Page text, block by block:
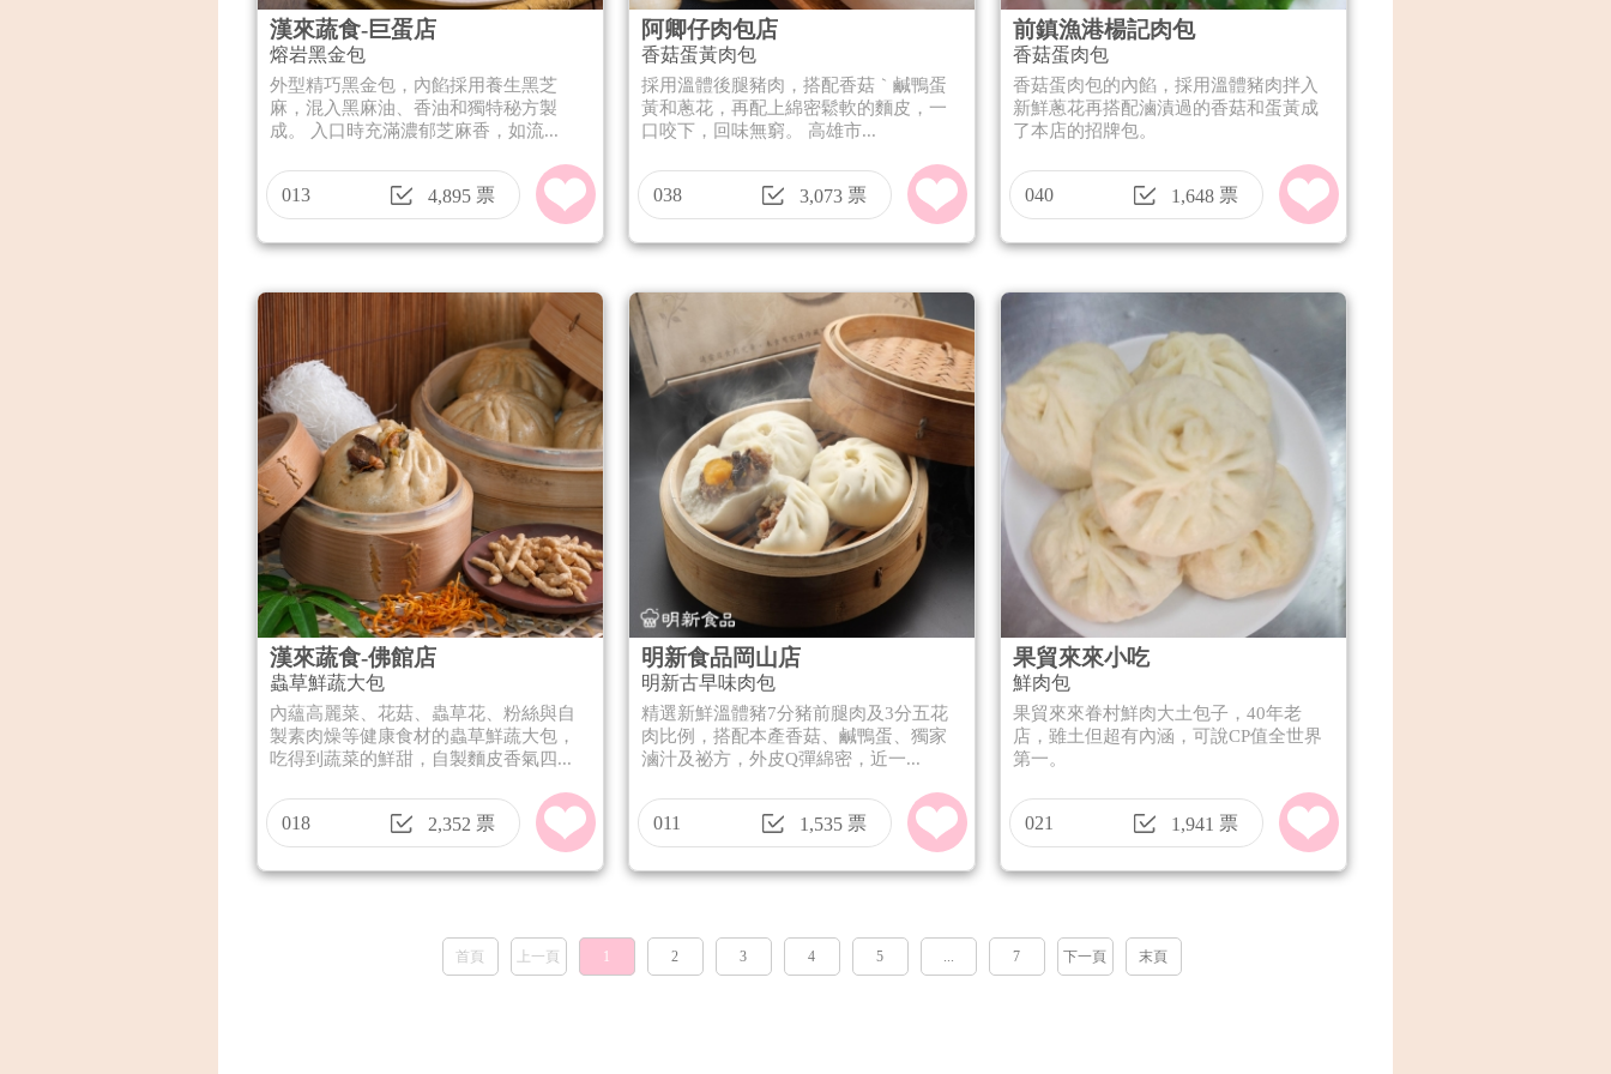
漢來蔬食-巨蛋店
熔岩黑金包
外型精巧黑金包，內餡採用養生黑芝
麻，混入黑麻油、香油和獨特秘方製
成。 入口時充滿濃郁芝麻香，如流...
013 4,895票
阿卿仔肉包店
香菇蛋黃肉包
採用溫體後腿豬肉，搭配香菇｀鹹鴨蛋
黃和蔥花，再配上綿密鬆軟的麵皮，一
口咬下，回味無窮。 高雄市...
038 3,073票
前鎮漁港楊記肉包
香菇蛋肉包
香菇蛋肉包的內餡，採用溫體豬肉拌入
新鮮蔥花再搭配滷漬過的香菇和蛋黃成
了本店的招牌包。
040 1,648票
漢來蔬食-佛館店
蟲草鮮蔬大包
內蘊高麗菜、花菇、蟲草花、粉絲與自
製素肉燥等健康食材的蟲草鮮蔬大包，
吃得到蔬菜的鮮甜，自製麵皮香氣四...
018 2,352 票
明新食品岡山店
明新古早味肉包
精選新鮮溫體豬7分豬前腿肉及3分五花
肉比例，搭配本產香菇、鹹鴨蛋、獨家
滷汁及祕方，外皮Q彈綿密，近一...
011 1,535票
果貿來來小吃
鮮肉包
果貿來來眷村鮮肉大土包子，40年老
店，雖土但超有內涵，可說CP值全世界
第一。
021 1,941 票
首頁 上一頁 1 2 3 4 5 ... 7 下一頁 末頁